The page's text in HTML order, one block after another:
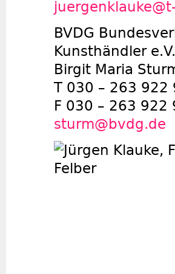
BVDG
Kunsthändler e.V.
Birgit Maria
T 030 – 263 922
F 030 – 263 922
sturm@bvdg.de